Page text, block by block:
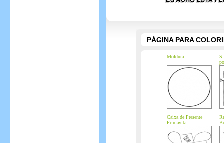
PÁGINA PARA
Moldura
Caixa de Presente
Primavita